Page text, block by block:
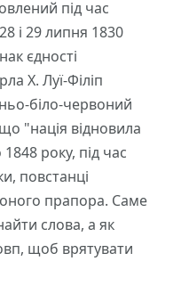
під час
і 29 липня 1830
єдності
X. Луї-Філіп
біло-червоний
"нація відновила
року, під час
повстанці
прапора. Саме
слова, а як
щоб врятувати